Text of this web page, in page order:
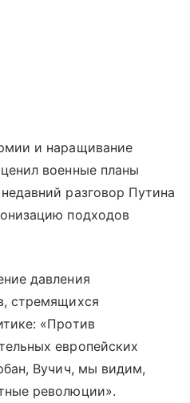
и наращивание
военные планы
разговор Путина
подходов
давления
стремящихся
«Против
европейских
Вучич, мы видим,
революции».